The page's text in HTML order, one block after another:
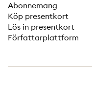
Abonnemang
Köp presentkort
Lös in presentkort
Författarplattform